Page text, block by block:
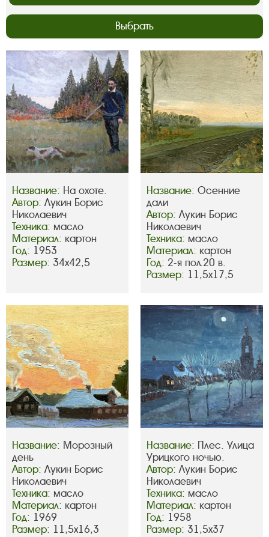
Выбрать
Название: На охоте.
Автор: Лукин Борис
Николаевич
Техника: масло
Материал: картон
Год: 1953
Размер: 34х42,5
Название: Осенние
дали
Автор: Лукин Борис
Николаевич
Техника: масло
Материал: картон
Год: 2-я пол.20 в.
Размер: 11,5х17,5
Название: Морозный
день
Автор: Лукин Борис
Николаевич
Техника: масло
Материал: картон
Год: 1969
Размер: 11,5х16,3
Название: Плес. Улица
Урицкого ночью.
Автор: Лукин Борис
Николаевич
Техника: масло
Материал: картон
Год: 1958
Размер: 31,5х37